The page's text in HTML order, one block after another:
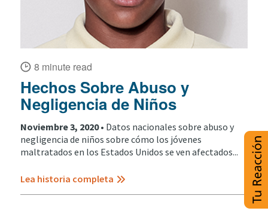
8 minute read
Hechos Sobre Abuso y
Negligencia de Niños
Noviembre 3, 2020 • Datos nacionales sobre abuso y
negligencia de niños sobre cómo los jóvenes
maltratados en los Estados Unidos se ven afectados...
Lea historia completa